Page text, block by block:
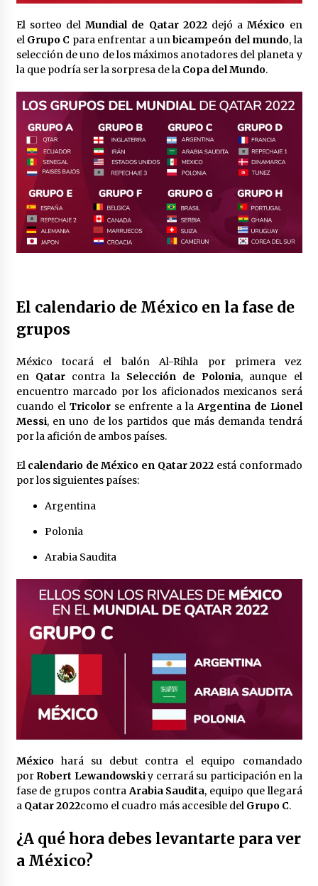
las Mujeres, anuncia Sheinbaum
2 meses atrás
Sheinbaum descarta reunión entre CNTE y
2 meses atrás
Zar antidrogas de EE.UU.: “vamos por los
políticos mexicanos que protegen al narco”
2 meses atrás
Trump anuncia acuerdo con Irán y el fin de
operaciones militares entre ambos países
2 meses atrás
2 meses atrás
2 meses atrás
El sorteo delMundial de Qatar 2022dejó aMéxico en
el Grupo C para enfrentar a unbicampeón del mundo, la
selección de uno de los máximos anotadores del planeta y
la que podría ser la sorpresa de la Copa del Mundo.
El calendario de México en la fase de
grupos
México tocará el balón Al-Rihla por primera vez
en Qatar contra la Selección de Polonia, aunque el
encuentro marcado por los aficionados mexicanos será
cuando el Tricolorse enfrente a laArgentina de Lionel
Messi, en uno de los partidos que más demanda tendrá
por la afición de ambos países.
El calendario de México en Qatar 2022 está conformado
por los siguientes países:
Argentina
Polonia
Arabia Saudita
Méxicohará su debut contra el equipo comandado
por Robert Lewandowskiy cerrará su participación en la
fase de grupos contraArabia Saudita, equipo que llegará
a Qatar 2022como el cuadro más accesible del Grupo C.
¿A qué hora debes levantarte para ver
a México?